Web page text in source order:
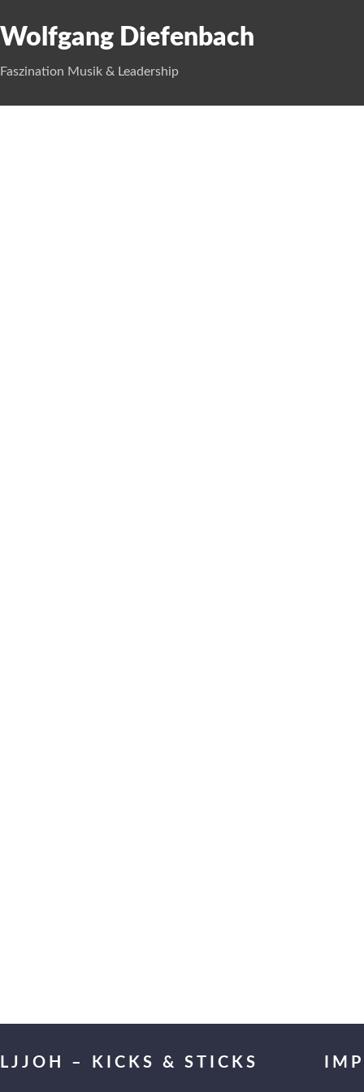
Wolfgang Diefenbach
Faszination Musik & Leadership
LJJOH – KICKS & STICKS